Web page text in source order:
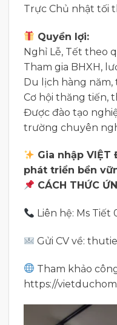
Trực Chủ nhật tối
Quyền lợi:
Nghỉ Lễ, Tết theo
Tham gia BHXH,
Du lịch hàng
Cơ hội thăng tiến,
Được đào tạo
trường chuyên
Gia nhập VIỆT
phát triển bền
CÁCH THỨC
Liên hệ: Ms Tiết
Gửi CV về:
Tham khảo
https://